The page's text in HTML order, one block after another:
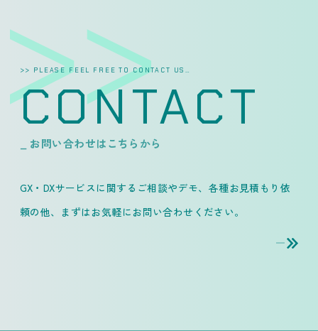
>> PLEASE FEEL FREE TO CONTACT US…
CONTACT
_ お問い合わせはこちらから
GX・DXサービスに関するご相談やデモ、各種お見積もり依
頼の他、
まずはお気軽にお問い合わせください。